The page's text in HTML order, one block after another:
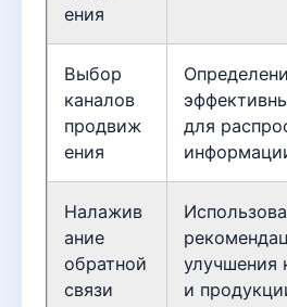
ения
Выбор
каналов
продвиж
ения
для
Налажив
ание
обратной
связи
улучшения
и